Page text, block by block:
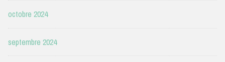
octobre 2024
septembre 2024